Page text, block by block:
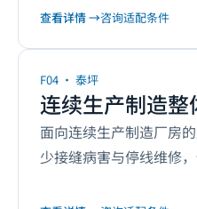
查看详情 →咨询适配条件
F04 · 泰坪
连续生产制造整
面向连续生产制造厂房
少接缝病害与停线维修